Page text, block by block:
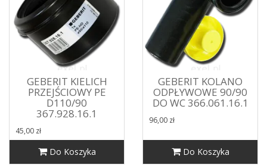
GEBERIT KIELICH
PRZEJŚCIOWY PE
D110/90
367.928.16.1
45,00 zł
Do Koszyka
GEBERIT KOLANO
ODPŁYWOWE 90/90
DO WC 366.061.16.1
96,00 zł
Do Koszyka